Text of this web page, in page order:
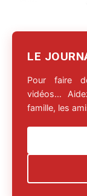
LE
Pour faire
vidéos…
famille, les